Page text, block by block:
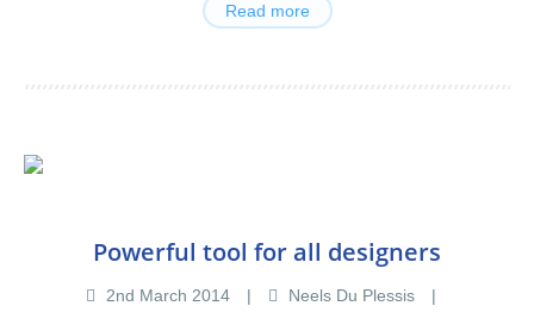
Read more
Powerful tool for all designers
2nd March 2014 Neels Du Plessis